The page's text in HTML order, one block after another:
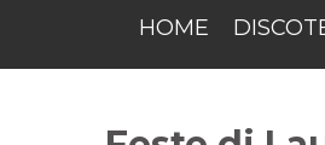
HOME